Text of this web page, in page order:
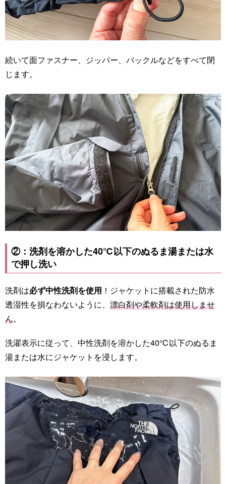
続いて面ファスナー、ジッパー、バックルなどをすべて閉
じます。
②：洗剤を溶かした40℃以下のぬるま湯または水
で押し洗い
洗剤は必ず中性洗剤を使用 ！ジャケットに搭載された防水
透湿性を損なわないように、 漂白剤や柔軟剤は使用しませ
ん。
洗濯表示に従って、中性洗剤を溶かした40℃以下のぬるま
湯または水にジャケットを浸します。